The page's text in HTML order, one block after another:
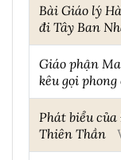
Bài Giáo lý
đi Tây Ban
Giáo phận
kêu gọi
Phát biểu
Thiên Thần